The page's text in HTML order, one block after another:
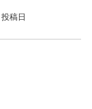
投稿日